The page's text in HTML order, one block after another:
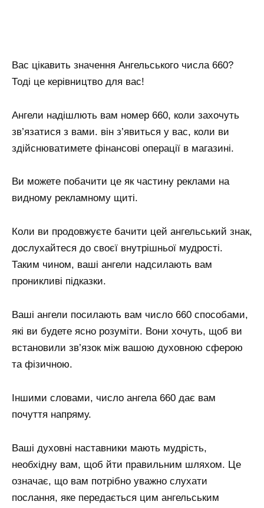
Вас цікавить значення Ангельського числа 660?
Тоді це керівництво для вас!
Ангели надішлють вам номер 660, коли захочуть
зв’язатися з вами. він з’явиться у вас, коли ви
здійснюватимете фінансові операції в магазині.
Ви можете побачити це як частину реклами на
видному рекламному щиті.
Коли ви продовжуєте бачити цей ангельський знак,
дослухайтеся до своєї внутрішньої мудрості.
Таким чином, ваші ангели надсилають вам
проникливі підказки.
Ваші ангели посилають вам число 660 способами,
які ви будете ясно розуміти. Вони хочуть, щоб ви
встановили зв’язок між вашою духовною сферою
та фізичною.
Іншими словами, число ангела 660 дає вам
почуття напряму.
Ваші духовні наставники мають мудрість,
необхідну вам, щоб йти правильним шляхом. Це
означає, що вам потрібно уважно слухати
послання, яке передається цим ангельським